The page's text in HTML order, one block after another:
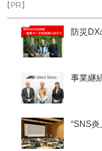
【PR】
防災
事業継
“SNS